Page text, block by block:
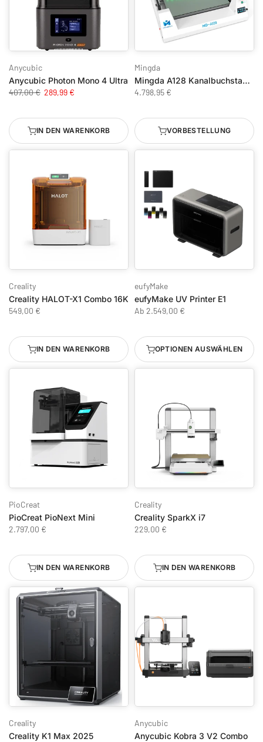
Anycubic
Anycubic Photon Mono 4 Ultra
407,00 € 289,99 €
IN DEN WARENKORB
Mingda
Mingda A128 Kanalbuchstaben 3D Drucker
4.798,95 €
VORBESTELLUNG
Creality
Creality HALOT-X1 Combo 16K
549,00 €
IN DEN WARENKORB
eufyMake
eufyMake UV Printer E1
Ab 2.549,00 €
OPTIONEN AUSWÄHLEN
PioCreat
PioCreat PioNext Mini
2.797,00 €
IN DEN WARENKORB
Creality
Creality SparkX i7
229,00 €
IN DEN WARENKORB
Creality
Creality K1 Max 2025
Anycubic
Anycubic Kobra 3 V2 Combo